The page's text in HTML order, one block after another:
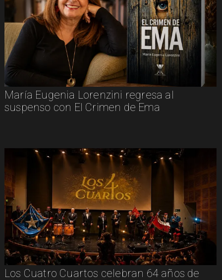
María Eugenia Lorenzini regresa al
suspenso con El Crimen de Ema
Los Cuatro Cuartos celebran 64 años de